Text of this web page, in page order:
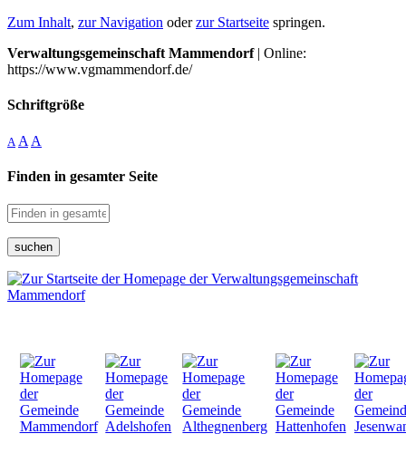
Zum Inhalt, zur Navigation oderzur Startseite springen.
Verwaltungsgemeinschaft Mammendorf| Online:
https://www.vgmammendorf.de/
Schriftgröße
A A A
Finden in gesamter Seite
suchen